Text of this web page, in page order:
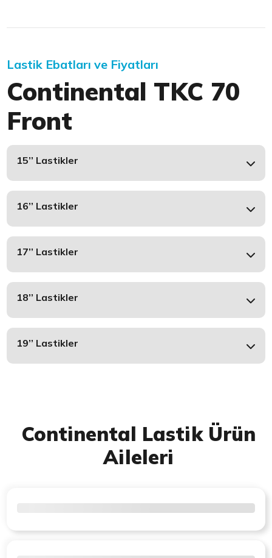
Lastik Ebatları ve Fiyatları
Continental TKC 70
Front
15’’ Lastikler
16’’ Lastikler
17’’ Lastikler
18’’ Lastikler
19’’ Lastikler
Continental Lastik Ürün
Aileleri